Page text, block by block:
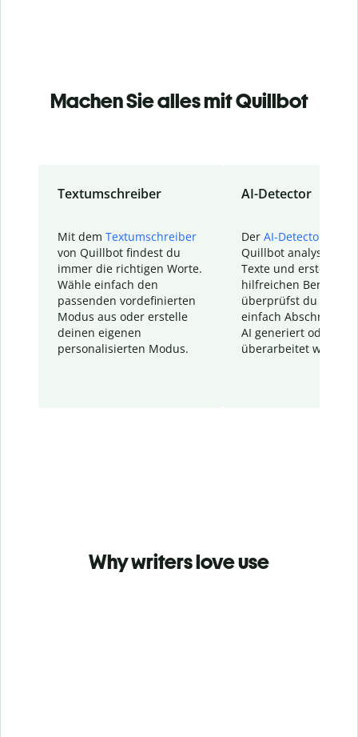
Machen Sie alles mit Quillbot
Textumschreiber
Mit dem Textumschreiber
von Quillbot findest du
immer die richtigen Worte.
Wähle einfach den
passenden vordefinierten
Modus aus oder erstelle
deinen eigenen
personalisierten Modus.
AI-Detector
Der AI-Detector
Quillbot analysiert
Texte und erstellt
hilfreichen Bericht.
überprüfst du
einfach Abschnitte,
AI generiert oder
überarbeitet wurden.
Why writers love use